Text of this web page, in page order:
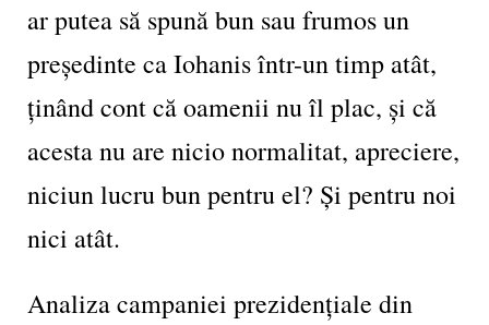
ar putea să spună bun sau frumos un
președinte ca Iohanis într-un timp atât,
ținând cont că oamenii nu îl plac, și că
acesta nu are nicio normalitat, apreciere,
niciun lucru bun pentru el? Și pentru noi
nici atât.
Analiza campaniei prezidențiale din